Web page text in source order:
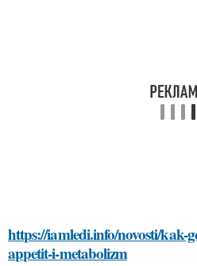
https://iamledi.info/novosti/kak-
appetit-i-metabolizm